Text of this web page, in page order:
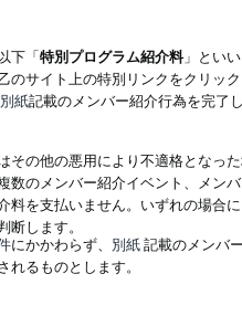
以下「特別プログラム紹介料」とい
のサイト上の特別リンクをクリッ
別紙記載のメンバー紹介行為を完了
その他の悪用により不適格となっ
数のメンバー紹介イベント、メン
料を支払いません。いずれの場合
断します。
にかかわらず、 別紙記載のメンバ
れるものとします。